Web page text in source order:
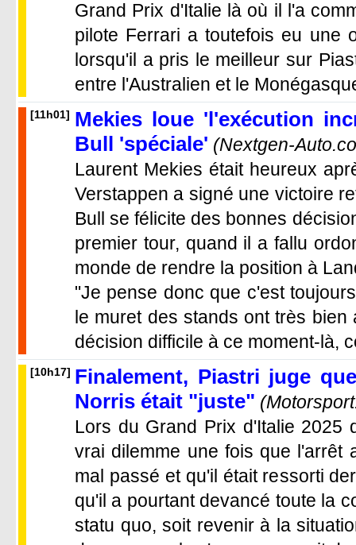
Grand Prix d'Italie là où il l'a
pilote Ferrari a toutefois eu une
lorsqu'il a pris le meilleur sur
entre l'Australien et le
[11h01] Mekies loue 'l'exécution
Bull 'spéciale' (Nextgen-
Laurent Mekies était heureux
Verstappen a signé une victoire
Bull se félicite des bonnes
premier tour, quand il a fallu
monde de rendre la position à
"Je pense donc que c'est
le muret des stands ont très
décision difficile à ce moment-là,
[10h17] Finalement, Piastri juge
Norris était "juste"
Lors du Grand Prix d'Italie
vrai dilemme une fois que l'arrêt
mal passé et qu'il était ressorti
qu'il a pourtant devancé toute la
statu quo, soit revenir à la